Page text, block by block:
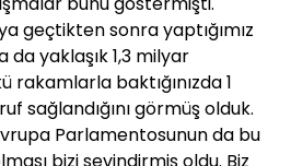
geçtikten sonra yaptığımız
da yaklaşık 1,3 milyar
rakamlarla baktığınızda 1
sağlandığını görmüş olduk.
Parlamentosunun da bu